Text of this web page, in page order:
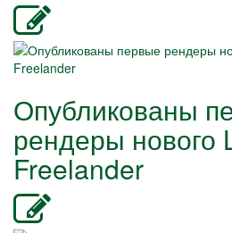
Опубликованы
рендеры нового
Freelander